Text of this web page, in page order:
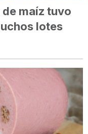
maíz tuvo
lotes